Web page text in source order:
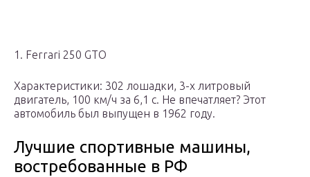
1. Ferrari 250 GTO
Характеристики: 302 лошадки, 3-х литровый
двигатель, 100 км/ч за 6,1 с. Не впечатляет? Этот
автомобиль был выпущен в 1962 году.
Лучшие спортивные машины,
востребованные в РФ